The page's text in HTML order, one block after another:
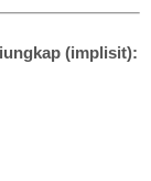
(implisit):